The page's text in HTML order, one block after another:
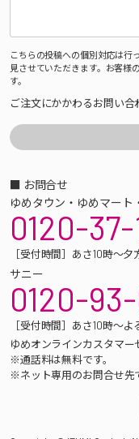
こちらの投稿への個別対応は行
見させていただきます。お客様
す。
ご注文にかかわるお問い合
■ お問合せ
ゆめタウン・ゆめマート
0120-37-
［受付時間］あさ10時～夕
サニー
0120-93-
［受付時間］あさ10時～よ
ゆめオンラインカスタマー
※通話料は無料です。
※ネット専用のお問合せ先